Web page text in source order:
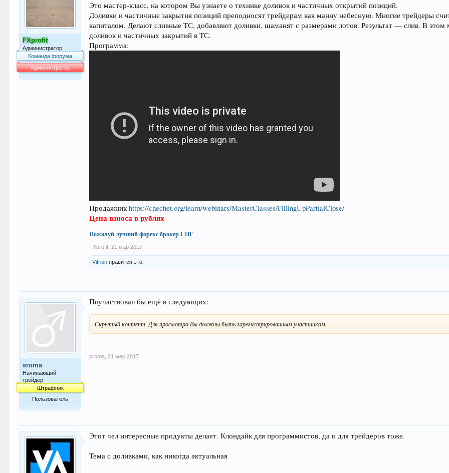
FXprofit
Администратор
Команда форума
Администратор
Это мастер-класс, на котором Вы узнаете о технике доливок и частичных открытий позиций.
Доливки и частичные закрытия позиций преподносят трейдерам как манну небесную. Многие трейдеры
капиталом. Делают сливные ТС, добавляют доливки, шаманят с размерами лотов. Результат — слив. В этом
доливок и частичных закрытий в ТС.
Программа:
Продажникhttps://chechet.org/learn/webinars/MasterClasses/FillingUpPartialClose/
Цена взноса в рублях
Пожалуй лучший форекс брокер СНГ
FXprofit 21 мар 2017
Vitrion нравится это.
sroma
Начинающий
трейдер
Штрафник
Пользователь
Поучаствовал бы ещё в следующих:
Скрытый контент. Для просмотра Вы должны быть зарегистрированным участником.
sroma 21 мар 2017
Этот чел интересные продукты делает. Клондайк для программистов, да и для трейдеров тоже.
Тема с доливками, как никогда актуальная